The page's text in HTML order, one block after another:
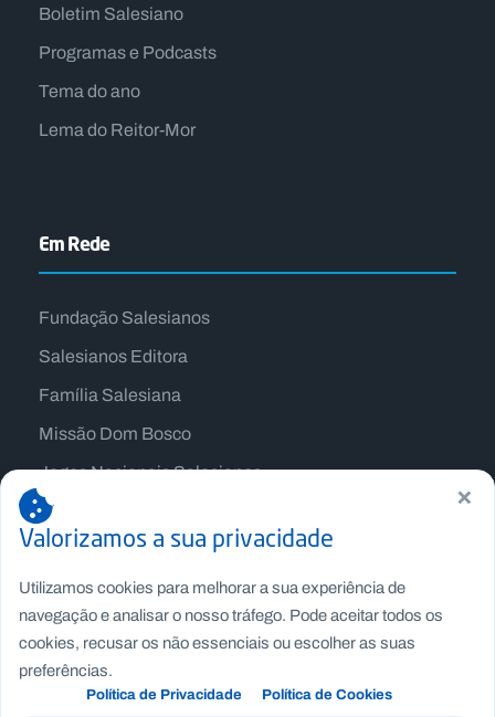
Boletim Salesiano
Programas e Podcasts
Tema do ano
Lema do Reitor-Mor
Em Rede
Fundação Salesianos
Salesianos Editora
Família Salesiana
Missão Dom Bosco
Jogos Nacionais Salesianos
×
Valorizamos a sua privacidade
Utilizamos cookies para melhorar a sua experiência de
navegação e analisar o nosso tráfego. Pode aceitar todos os
cookies, recusar os não essenciais ou escolher as suas
preferências.
Política de Privacidade Política de Cookies